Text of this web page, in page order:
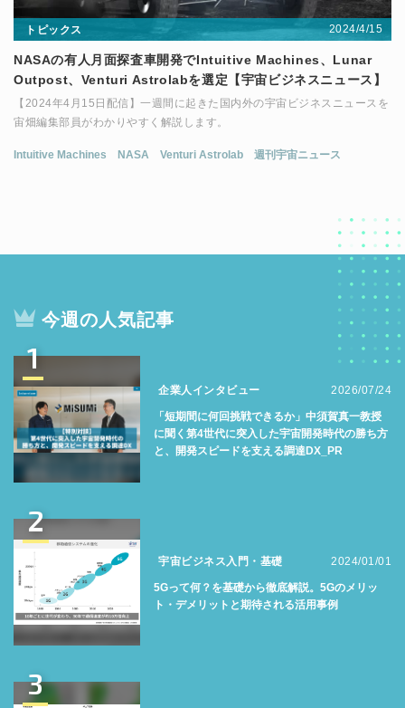
トピックス 2024/4/15
NASAの有人月面探査車開発でIntuitive Machines、Lunar
Outpost、Venturi Astrolabを選定【宇宙ビジネスニュース】
【2024年4月15日配信】一週間に起きた国内外の宇宙ビジネスニュースを
宙畑編集部員がわかりやすく解説します。
Intuitive Machines NASA Venturi Astrolab 週刊宇宙ニュース
今週の人気記事
1
企業人インタビュー 2026/07/24
「短期間に何回挑戦できるか」中須賀真一教授
に聞く第4世代に突入した宇宙開発時代の勝ち方
と、開発スピードを支える調達DX_PR
2
宇宙ビジネス入門・基礎 2024/01/01
5Gって何？を基礎から徹底解説。5Gのメリッ
ト・デメリットと期待される活用事例
3